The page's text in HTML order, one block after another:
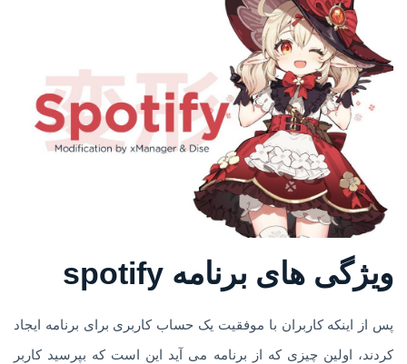
ویژگی های برنامه spotify
پس از اینکه کاربران با موفقیت یک حساب کاربری برای برنامه ایجاد
کردند، اولین چیزی که از برنامه می آید این است که بپرسید کاربر